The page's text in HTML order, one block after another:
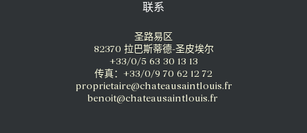
联系
圣路易区
82370 拉巴斯蒂德-圣皮埃尔
+33/0/5 63 30 13 13
传真：+33/0/9 70 62 12 72
proprietaire@chateausaintlouis.fr
benoit@chateausaintlouis.fr